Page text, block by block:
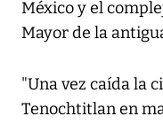
México y el
Mayor de la
"Una vez caída la
Tenochtitlan en